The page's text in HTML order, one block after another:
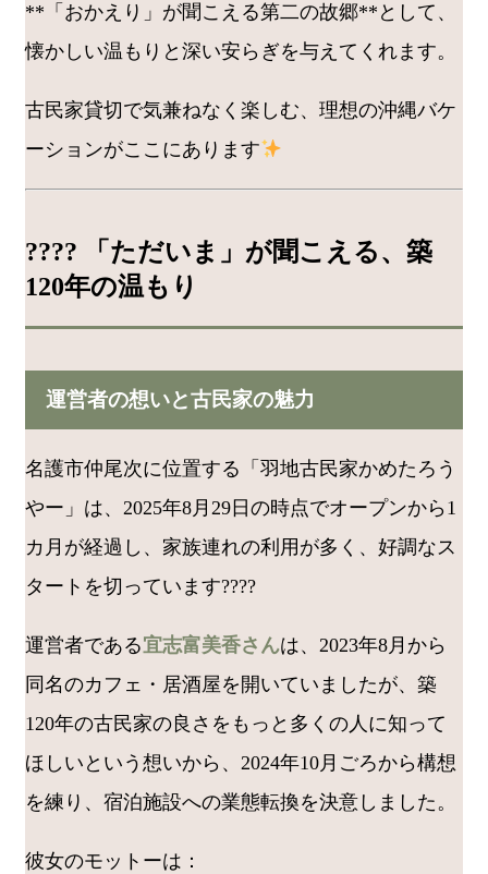
**「おかえり」が聞こえる第二の故郷**として、
懐かしい温もりと深い安らぎを与えてくれます。
古民家貸切で気兼ねなく楽しむ、理想の沖縄バケ
ーションがここにあります
???? 「ただいま」が聞こえる、築
120年の温もり
運営者の想いと古民家の魅力
名護市仲尾次に位置する「羽地古民家かめたろう
やー」は、2025年8月29日の時点でオープンから1
カ月が経過し、家族連れの利用が多く、好調なス
タートを切っています????
運営者である宜志富美香さんは、2023年8月から
同名のカフェ・居酒屋を開いていましたが、築
120年の古民家の良さをもっと多くの人に知って
ほしいという想いから、2024年10月ごろから構想
を練り、宿泊施設への業態転換を決意しました。
彼女のモットーは：